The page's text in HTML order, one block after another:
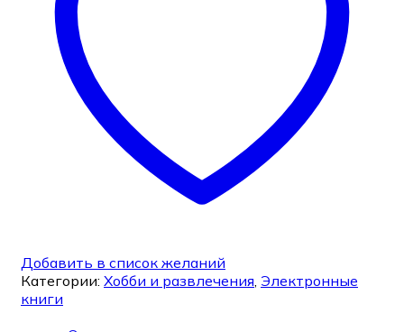
Добавить в список желаний
Категории: Хобби и развлечения, Электронные
книги